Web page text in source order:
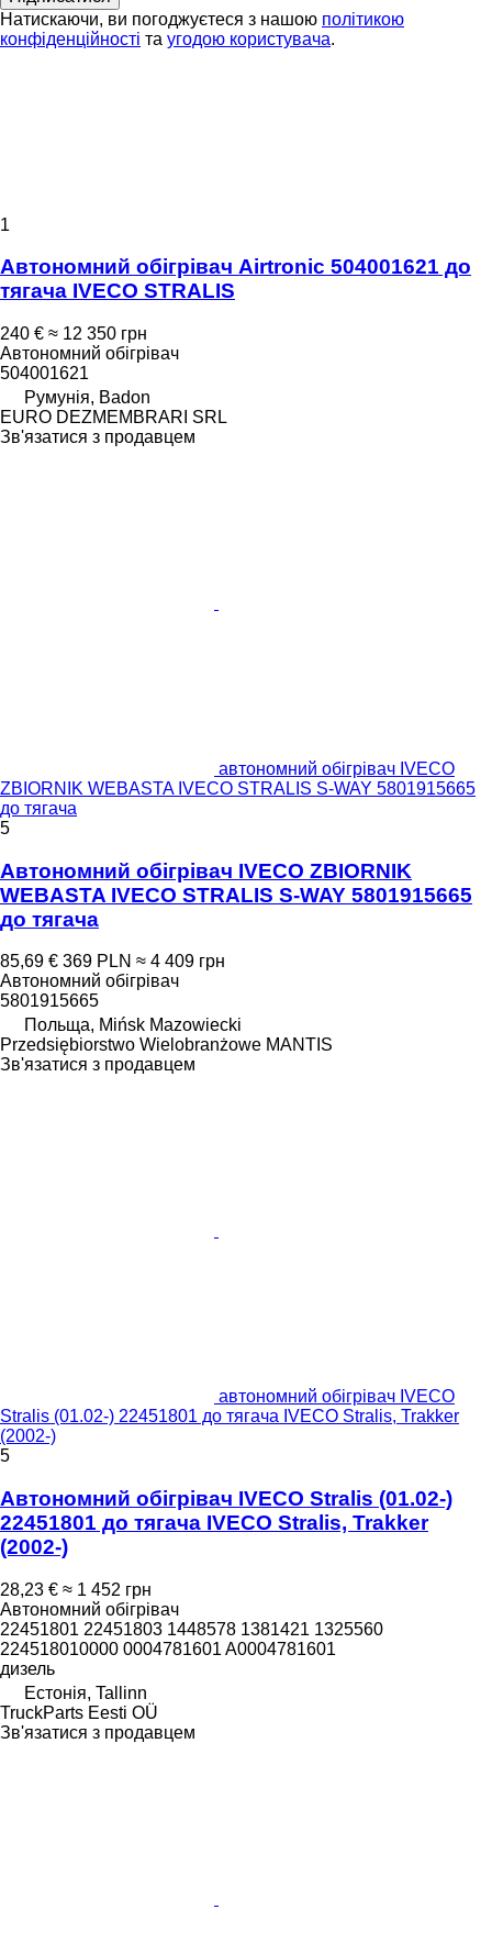
Натискаючи, ви погоджуєтеся з нашою політикою
конфіденційності та угодою користувача.
1
Автономний обігрівач Airtronic 504001621 до
тягача IVECO STRALIS
240 € ≈ 12 350 грн
Автономний обігрівач
504001621
Румунія, Badon
EURO DEZMEMBRARI SRL
Зв'язатися з продавцем
автономний обігрівач IVECO
ZBIORNIK WEBASTA IVECO STRALIS S-WAY 5801915665
до тягача
5
Автономний обігрівач IVECO ZBIORNIK
WEBASTA IVECO STRALIS S-WAY 5801915665
до тягача
85,69 € 369 PLN ≈ 4 409 грн
Автономний обігрівач
5801915665
Польща, Mińsk Mazowiecki
Przedsiębiorstwo Wielobranżowe MANTIS
Зв'язатися з продавцем
автономний обігрівач IVECO
Stralis (01.02-) 22451801 до тягача IVECO Stralis, Trakker
(2002-)
5
Автономний обігрівач IVECO Stralis (01.02-)
22451801 до тягача IVECO Stralis, Trakker
(2002-)
28,23 € ≈ 1 452 грн
Автономний обігрівач
22451801 22451803 1448578 1381421 1325560
224518010000 0004781601 A0004781601
дизель
Естонія, Tallinn
TruckParts Eesti OÜ
Зв'язатися з продавцем